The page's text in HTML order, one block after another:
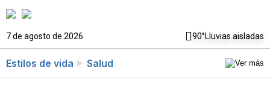
7 de agosto de 2026 90°Lluvias aisladas
Estilos de vida Salud